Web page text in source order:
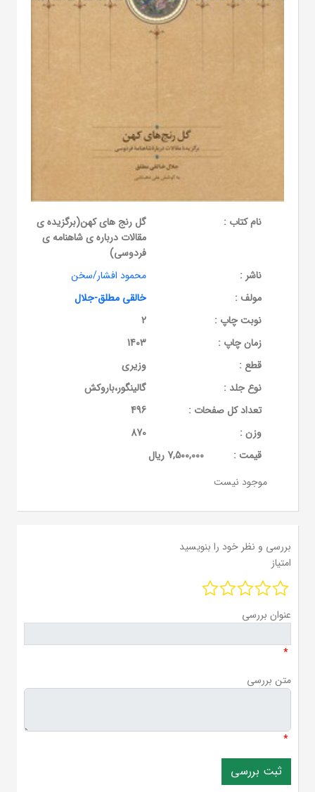
نام کتاب :
گل رنج های کهن(برگزیده ی
مقالات درباره ی شاهنامه ی
فردوسی)
ناشر :
محمود افشار/سخن
مولف :
خالقی مطلق-جلال
نوبت چاپ :
2
زمان چاپ :
1403
قطع :
وزیری
نوع جلد :
گالینگور،باروکش
تعداد کل صفحات :
496
وزن :
870
قيمت :
7,500,000 ریال
موجود نیست
بررسی و نظر خود را بنویسید
امتیاز
عنوان بررسی
*
متن بررسی
*